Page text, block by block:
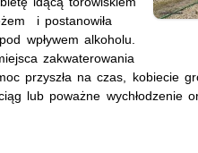
i postanowiła
wpływem alkoholu.
zakwaterowania
przyszła na czas, kobiecie
lub poważne wychłodzenie